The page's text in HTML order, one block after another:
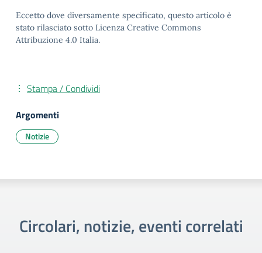
Eccetto dove diversamente specificato, questo articolo è
stato rilasciato sotto Licenza Creative Commons
Attribuzione 4.0 Italia.
Stampa / Condividi
Argomenti
Notizie
Circolari, notizie, eventi correlati